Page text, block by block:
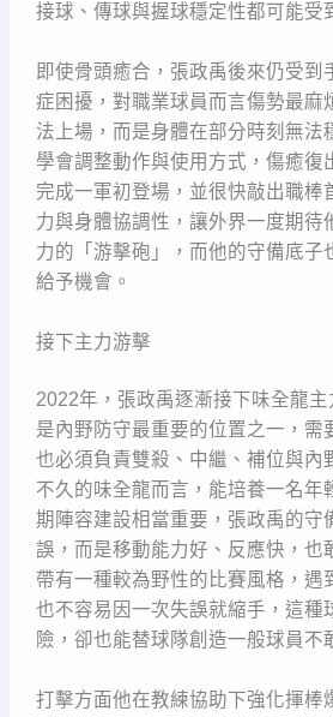
接球、傳球與握球穩定性都可能受
即使骨頭癒合，張政禹後來仍受到
症困擾，對職業球員而言傷勢最麻
法上場，而是身體在部分時刻無法
學會調整動作與使用方式，傷癒復
完成一軍初登場，並很快敲出職棒
力與身體協調性，讓外界一度期待
力的「游擊砲」，而他的守備底子
給予機會。
接下主力游擊
2022年，張政禹逐漸接下味全龍
是內野防守最重要的位置之一，需
也必須負責雙殺、中繼、補位與內
不久的味全龍而言，能培養一名年
期陣容建設相當重要，張政禹的守
誤，而是移動能力好、反應快，也
帶有一種較為野性的比賽風格，遇
也不容易因一次失誤就縮手，這種
險，卻也能替球隊創造一般球員不
打擊方面他在教練協助下強化揮棒